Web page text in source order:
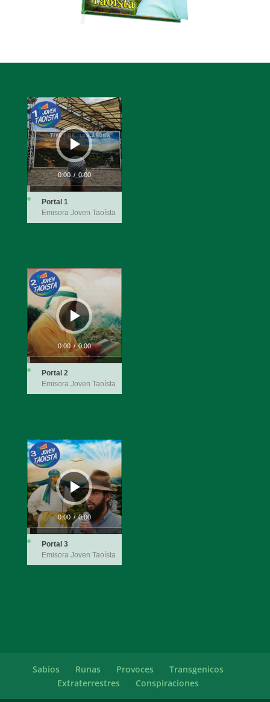
Reproductor
de
audio
0:00 / 0:00
Portal 1
Emisora Joven Taoísta
Reproductor
de
audio
0:00 / 0:00
Portal 2
Emisora Joven Taoísta
Reproductor
de
audio
0:00 / 0:00
Portal 3
Emisora Joven Taoísta
Sabios Runas Provoces
Transgenicos
Extraterrestres
Conspiraciones